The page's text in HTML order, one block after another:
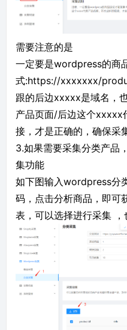
需要注意的是
一定要是wordpress的商
式:https://xxxxxxx/
跟的后边xxxxx是域名，
产品页面/后边这个xxxxx
接，才是正确的，确保采
3.如果需要采集分类产品
集功能
如下图输入wordpress分
码，点击分析商品，即可
表，可以选择进行采集